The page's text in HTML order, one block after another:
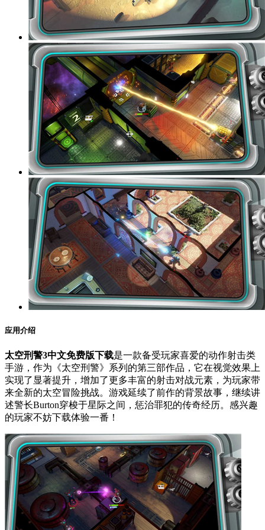
应用介绍
太空刑警3中文免费版下载是一款备受玩家喜爱的动作射击类
手游，作为《太空刑警》系列的第三部作品，它在视觉效果上
实现了显著提升，增加了更多丰富的射击对战元素，为玩家带
来全新的太空冒险挑战。游戏延续了前作的背景故事，继续讲
述警长Burton穿梭于星际之间，惩治罪犯的传奇经历。感兴趣
的玩家不妨下载体验一番！